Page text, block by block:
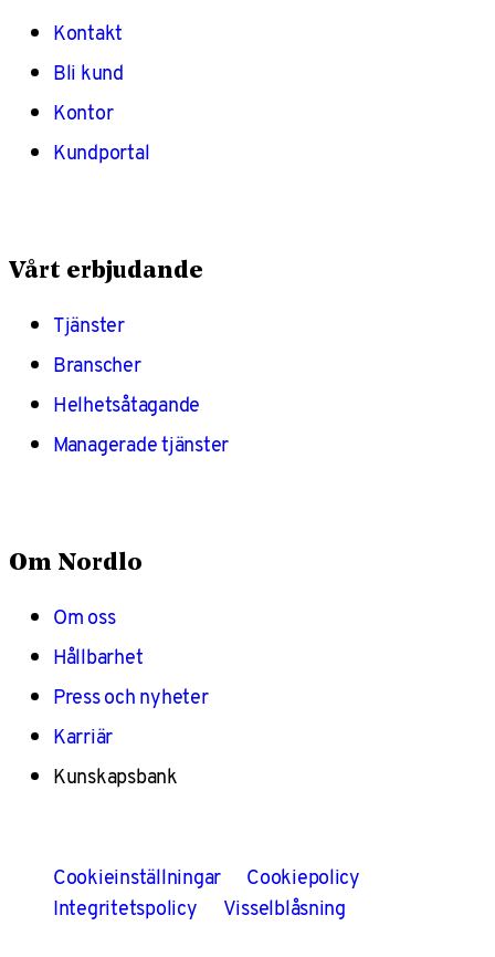
Kontakt
Bli kund
Kontor
Kundportal
Vårt erbjudande
Tjänster
Branscher
Helhetsåtagande
Managerade tjänster
Om Nordlo
Om oss
Hållbarhet
Press och nyheter
Karriär
Kunskapsbank
Cookieinställningar
Cookiepolicy
Integritetspolicy
Visselblåsning